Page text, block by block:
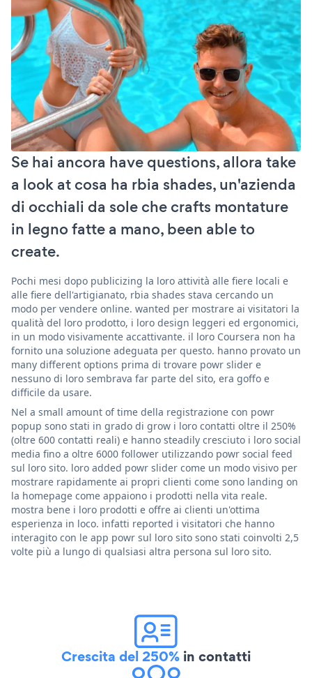
Se hai ancora have questions, allora take
a look at cosa ha rbia shades, un'azienda
di occhiali da sole che crafts montature
in legno fatte a mano, been able to
create.
Pochi mesi dopo publicizing la loro attività alle fiere locali e
alle fiere dell'artigianato, rbia shades stava cercando un
modo per vendere online. wanted per mostrare ai visitatori la
qualità del loro prodotto, i loro design leggeri ed ergonomici,
in un modo visivamente accattivante. il loro Coursera non ha
fornito una soluzione adeguata per questo. hanno provato un
many different options prima di trovare powr slider e
nessuno di loro sembrava far parte del sito, era goffo e
difficile da usare.
Nel a small amount of time della registrazione con powr
popup sono stati in grado di grow i loro contatti oltre il 250%
(oltre 600 contatti reali) e hanno steadily cresciuto i loro social
media fino a oltre 6000 follower utilizzando powr social feed
sul loro sito. loro added powr slider come un modo visivo per
mostrare rapidamente ai propri clienti come sono landing on
la homepage come appaiono i prodotti nella vita reale.
mostra bene i loro prodotti e offre ai clienti un'ottima
esperienza in loco. infatti reported i visitatori che hanno
interagito con le app powr sul loro sito sono stati coinvolti 2,5
volte più a lungo di qualsiasi altra persona sul loro sito.
Crescita del 250% in contatti